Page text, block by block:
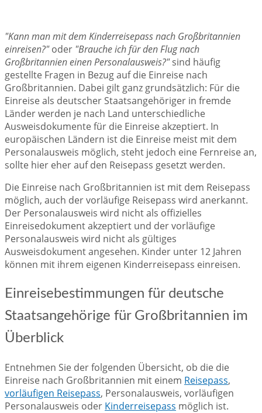
"Kann man mit dem Kinderreisepass nach Großbritannien
einreisen?"oder "Brauche ich für den Flug nach
Großbritannien einen Personalausweis?"sind häufig
gestellte Fragen in Bezug auf die Einreise nach
Großbritannien. Dabei gilt ganz grundsätzlich: Für die
Einreise als deutscher Staatsangehöriger in fremde
Länder werden je nach Land unterschiedliche
Ausweisdokumente für die Einreise akzeptiert. In
europäischen Ländern ist die Einreise meist mit dem
Personalausweis möglich, steht jedoch eine Fernreise an,
sollte hier eher auf den Reisepass gesetzt werden.
Die Einreise nach Großbritannien ist mit dem Reisepass
möglich, auch der vorläufige Reisepass wird anerkannt.
Der Personalausweis wird nicht als offizielles
Einreisedokument akzeptiert und der vorläufige
Personalausweis wird nicht als gültiges
Ausweisdokument angesehen. Kinder unter 12 Jahren
können mit ihrem eigenen Kinderreisepass einreisen.
Einreisebestimmungen für deutsche
Staatsangehörige für Großbritannien im
Überblick
Entnehmen Sie der folgenden Übersicht, ob die die
Einreise nach Großbritannien mit einem Reisepass,
vorläufigen Reisepass, Personalausweis, vorläufigen
Personalausweis oder Kinderreisepass möglich ist.